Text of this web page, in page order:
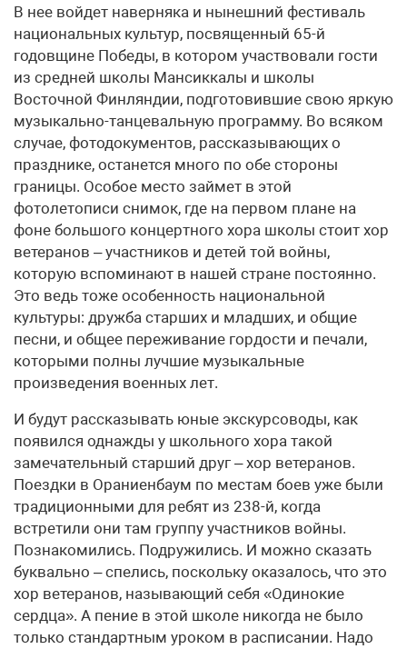
В нее войдет наверняка и нынешний фестиваль
национальных культур, посвященный 65-й
годовщине Победы, в котором участвовали гости
из средней школы Мансиккалы и школы
Восточной Финляндии, подготовившие свою яркую
музыкально-танцевальную программу. Во всяком
случае, фотодокументов, рассказывающих о
празднике, останется много по обе стороны
границы. Особое место займет в этой
фотолетописи снимок, где на первом плане на
фоне большого концертного хора школы стоит хор
ветеранов – участников и детей той войны,
которую вспоминают в нашей стране постоянно.
Это ведь тоже особенность национальной
культуры: дружба старших и младших, и общие
песни, и общее переживание гордости и печали,
которыми полны лучшие музыкальные
произведения военных лет.
И будут рассказывать юные экскурсоводы, как
появился однажды у школьного хора такой
замечательный старший друг – хор ветеранов.
Поездки в Ораниенбаум по местам боев уже были
традиционными для ребят из 238-й, когда
встретили они там группу участников войны.
Познакомились. Подружились. И можно сказать
буквально – спелись, поскольку оказалось, что это
хор ветеранов, называющий себя «Одинокие
сердца». А пение в этой школе никогда не было
только стандартным уроком в расписании. Надо